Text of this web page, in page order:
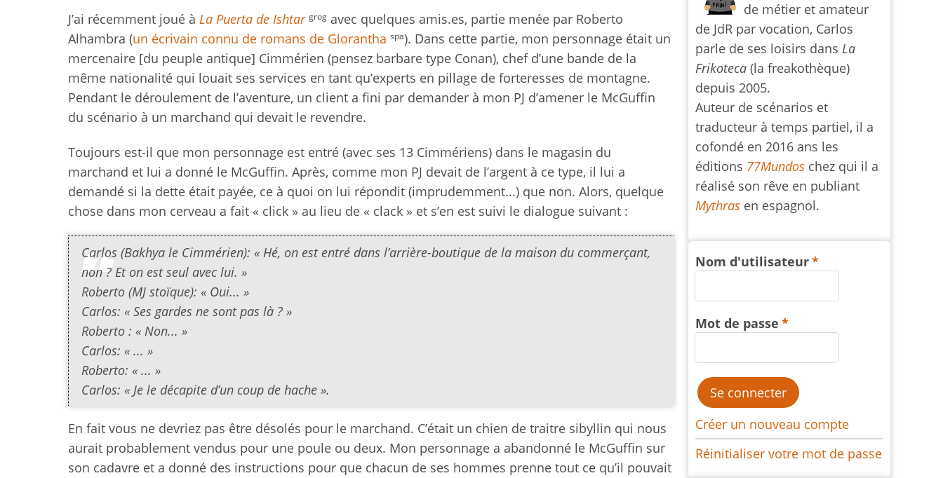
J’ai récemment joué à La Puerta de Ishtar grog avec quelques amis.es, partie menée par Roberto
Alhambra (un écrivain connu de romans de Glorantha spa). Dans cette partie, mon personnage était un
mercenaire [du peuple antique] Cimmérien (pensez barbare type Conan), chef d’une bande de la
même nationalité qui louait ses services en tant qu’experts en pillage de forteresses de montagne.
Pendant le déroulement de l’aventure, un client a fini par demander à mon PJ d’amener le McGuffin
du scénario à un marchand qui devait le revendre.
Toujours est-il que mon personnage est entré (avec ses 13 Cimmériens) dans le magasin du
marchand et lui a donné le McGuffin. Après, comme mon PJ devait de l’argent à ce type, il lui a
demandé si la dette était payée, ce à quoi on lui répondit (imprudemment...) que non. Alors, quelque
chose dans mon cerveau a fait « click » au lieu de « clack » et s’en est suivi le dialogue suivant :
Carlos (Bakhya le Cimmérien): « Hé, on est entré dans l’arrière-boutique de la maison du commerçant,
non ? Et on est seul avec lui. »
Roberto (MJ stoïque): « Oui... »
Carlos: « Ses gardes ne sont pas là ? »
Roberto : « Non... »
Carlos: « ... »
Roberto: « ... »
Carlos: « Je le décapite d’un coup de hache ».
En fait vous ne devriez pas être désolés pour le marchand. C’était un chien de traitre sibyllin qui nous
aurait probablement vendus pour une poule ou deux. Mon personnage a abandonné le McGuffin sur
son cadavre et a donné des instructions pour que chacun de ses hommes prenne tout ce qu’il pouvait
de métier et amateur
de JdR par vocation, Carlos
parle de ses loisirs dansLa
Frikoteca (la freakothèque)
depuis 2005.
Auteur de scénarios et
traducteur à temps partiel, il a
cofondé en 2016 ans les
éditions 77Mundos chez qui il a
réalisé son rêve en publiant
Mythras en espagnol.
Nom d'utilisateur
Mot de passe
Créer un nouveau compte
Réinitialiser votre mot de passe